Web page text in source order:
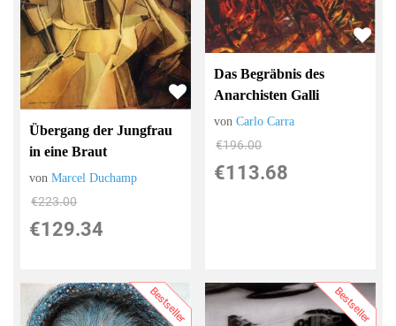
Übergang der Jungfrau
in eine Braut
vonMarcel Duchamp
€223.00
€129.34
Das Begräbnis des
Anarchisten Galli
vonCarlo Carra
€196.00
€113.68
Bestseller Bestseller